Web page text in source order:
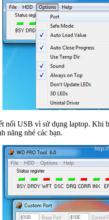
USB vì sử dụng laptop. Khi
năng nhé các bạn.